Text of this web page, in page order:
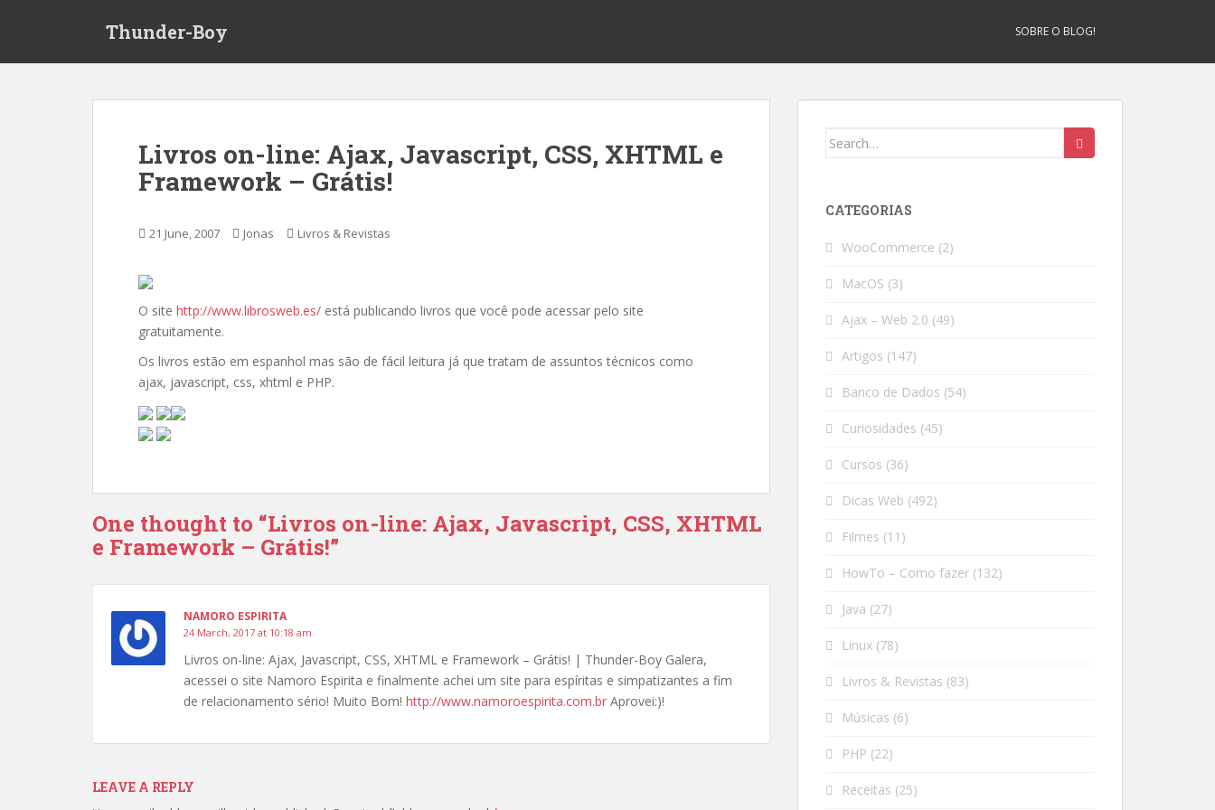
Thunder-Boy SOBRE O BLOG!
Livros on-line: Ajax, Javascript, CSS, XHTML e
Framework – Grátis!
21 June, 2007 Jonas Livros & Revistas
O site http://www.librosweb.es/ está publicando livros que você pode acessar pelo site
gratuitamente.
Os livros estão em espanhol mas são de fácil leitura já que tratam de assuntos técnicos como
ajax, javascript, css, xhtml e PHP.
One thought to “Livros on-line: Ajax, Javascript, CSS, XHTML
e Framework – Grátis!”
NAMORO ESPIRITA
24 March, 2017 at 10:18 am
Livros on-line: Ajax, Javascript, CSS, XHTML e Framework – Grátis! | Thunder-Boy Galera,
acessei o site Namoro Espirita e finalmente achei um site para espíritas e simpatizantes a fim
de relacionamento sério! Muito Bom! http://www.namoroespirita.com.br Aprovei:)!
LEAVE A REPLY
Search
CATEGORIAS
WooCommerce (2)
MacOS (3)
Ajax – Web 2.0 (49)
Artigos (147)
Banco de Dados (54)
Curiosidades (45)
Cursos (36)
Dicas Web (492)
Filmes (11)
HowTo – Como fazer (132)
Java (27)
Linux (78)
Livros & Revistas (83)
Músicas (6)
PHP (22)
Receitas (25)